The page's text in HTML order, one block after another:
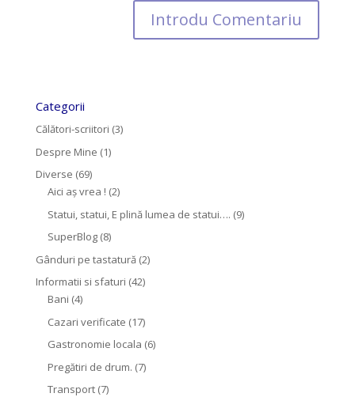
Categorii
Călători-scriitori (3)
Despre Mine (1)
Diverse (69)
Aici aș vrea ! (2)
Statui, statui, E plină lumea de statui…. (9)
SuperBlog(8)
Gânduri pe tastatură(2)
Informatii si sfaturi (42)
Bani (4)
Cazari verificate (17)
Gastronomie locala (6)
Pregătiri de drum. (7)
Transport(7)